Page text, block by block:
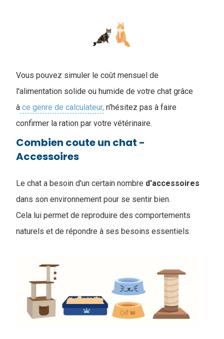
Vous pouvez simuler le coût mensuel de
l'alimentation solide ou humide de votre chat grâce
à ce genre de calculateur, n'hésitez pas à faire
confirmer la ration par votre vétérinaire.
Combien coute un chat -
Accessoires
Le chat a besoin d'un certain nombre d'accessoires
dans son environnement pour se sentir bien.
Cela lui permet de reproduire des comportements
naturels et de répondre à ses besoins essentiels.